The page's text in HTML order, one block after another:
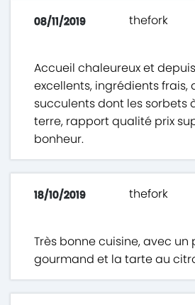
08/11/2019 thefork
Accueil chaleureux et
excellents, ingrédients frais,
succulents dont les sorbets
terre, rapport qualité prix
bonheur.
18/10/2019 thefork
Très bonne cuisine, avec
gourmand et la tarte au